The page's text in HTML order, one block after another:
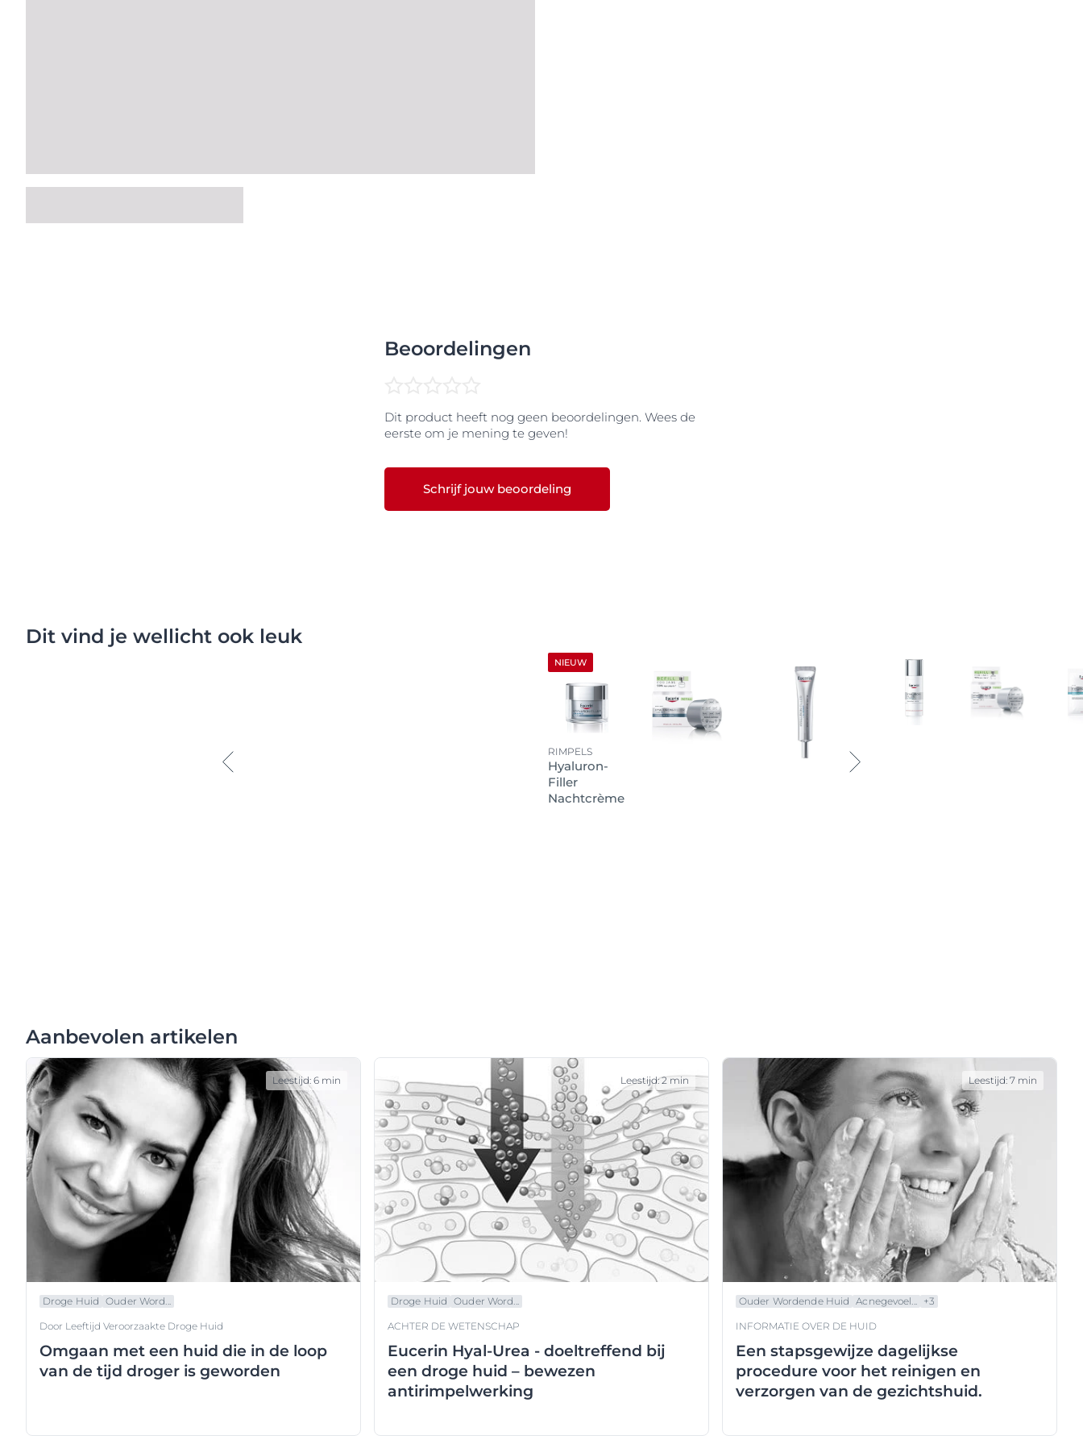
Beoordelingen
Dit product heeft nog geen beoordelingen. Wees de
eerste om je mening te geven!
Schrijf jouw beoordeling
Dit vind je wellicht ook leuk
NIEUW
RIMPELS
Hyaluron-
Filler
Nachtcrème
Aanbevolen artikelen
Droge Huid Ouder Word...
Door Leeftijd Veroorzaakte Droge Huid
Omgaan met een huid die in de loop
van de tijd droger is geworden
Leestijd: 6 min
Droge Huid Ouder Word...
ACHTER DE WETENSCHAP
Eucerin Hyal-Urea - doeltreffend bij
een droge huid – bewezen
antirimpelwerking
Leestijd: 2 min
Ouder Wordende Huid Acnegevoel... +3
INFORMATIE OVER DE HUID
Een stapsgewijze dagelijkse
procedure voor het reinigen en
verzorgen van de gezichtshuid.
Leestijd: 7 min